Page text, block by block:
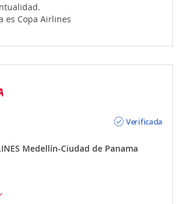
es Copa Airlines
Verificada
Medellín-Ciudad de Panama